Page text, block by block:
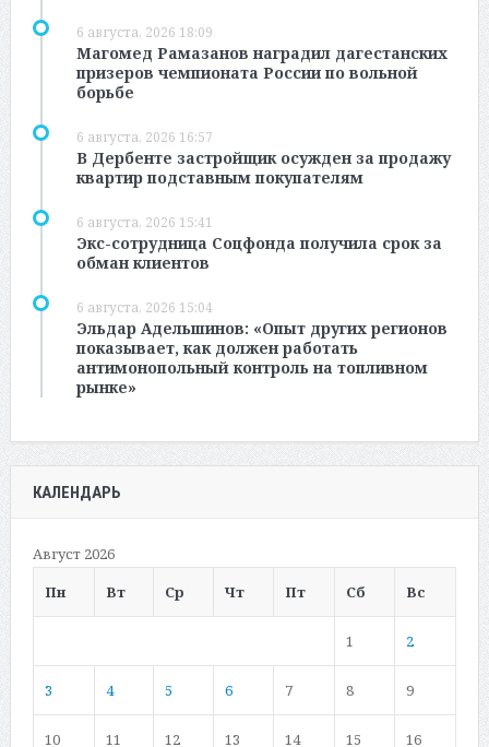
6 августа, 2026 18:09
Магомед Рамазанов наградил дагестанских
призеров чемпионата России по вольной
борьбе
6 августа, 2026 16:57
В Дербенте застройщик осужден за продажу
квартир подставным покупателям
6 августа, 2026 15:41
Экс-сотрудница Соцфонда получила срок за
обман клиентов
6 августа, 2026 15:04
Эльдар Адельшинов: «Опыт других регионов
показывает, как должен работать
антимонопольный контроль на топливном
рынке»
КАЛЕНДАРЬ
Август 2026
Пн
Вт Ср Чт Пт Сб Вс
1 2
3 4 5 6 7 8 9
10 11 12 13 14 15 16